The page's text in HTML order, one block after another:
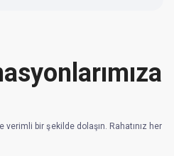
bir şekilde dolaşın. Rahatınız her